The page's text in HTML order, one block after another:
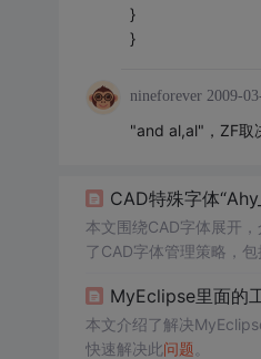
}
}
nineforever 2009-
"and al,al"，ZF取
CAD特殊字体“Ahy_
本文围绕CAD字体展开
了CAD字体管理策略，
MyEclipse里面的
本文介绍了解决
快速解决此问题